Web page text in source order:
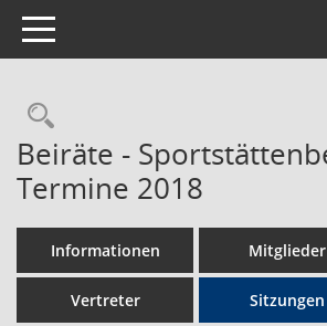
Toggle navigation
Rechercheauswahl
Beiräte -
Termine 2018
Informationen Mitglieder
Vertreter Sitzungen